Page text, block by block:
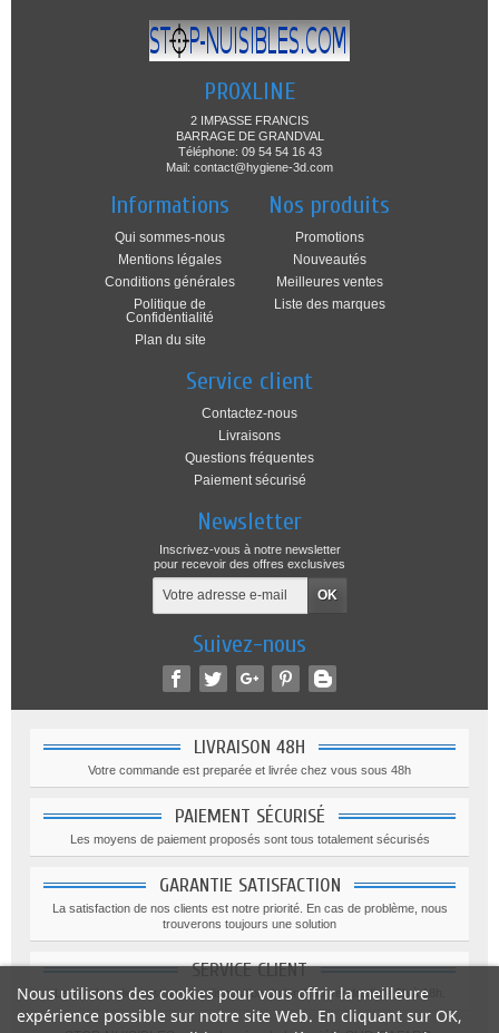
PROXLINE
2 IMPASSE FRANCIS
BARRAGE DE GRANDVAL
Téléphone: 09 54 54 16 43
Mail: contact@hygiene-3d.com
Informations
Qui sommes-nous
Mentions légales
Conditions générales
Politique de
Confidentialité
Plan du site
Nos produits
Promotions
Nouveautés
Meilleures ventes
Liste des marques
Service client
Contactez-nous
Livraisons
Questions fréquentes
Paiement sécurisé
Newsletter
Inscrivez-vous à notre newsletter
pour recevoir des offres exclusives
Suivez-nous
LIVRAISON 48H
Votre commande est preparée et livrée chez vous sous 48h
PAIEMENT SÉCURISÉ
Les moyens de paiement proposés sont tous totalement sécurisés
GARANTIE SATISFACTION
La satisfaction de nos clients est notre priorité. En cas de problème, nous
trouverons toujours une solution
SERVICE CLIENT
Le service client est a votre disposition du lundi au vendredi de 9h à 18h.
Nous utilisons des cookies pour vous offrir la meilleure
expérience possible sur notre site Web. En cliquant sur OK,